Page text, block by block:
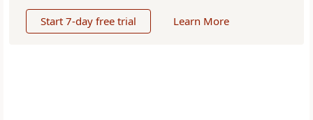
Start 7-day free trial Learn More